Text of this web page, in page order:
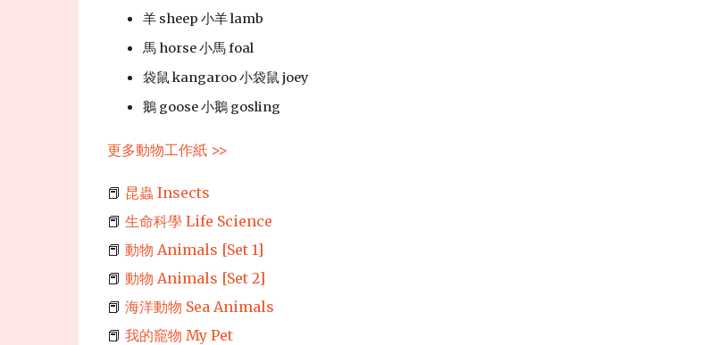
馬 horse 小馬 foal
袋鼠 kangaroo 小袋鼠 joey
鵝 goose 小鵝 gosling
更多動物工作紙 >>
📕 昆蟲 Insects
📕 生命科學 Life Science
📕 動物 Animals [Set 1]
📕 動物 Animals [Set 2]
📕 海洋動物 Sea Animals
📕 我的竉物 My Pet